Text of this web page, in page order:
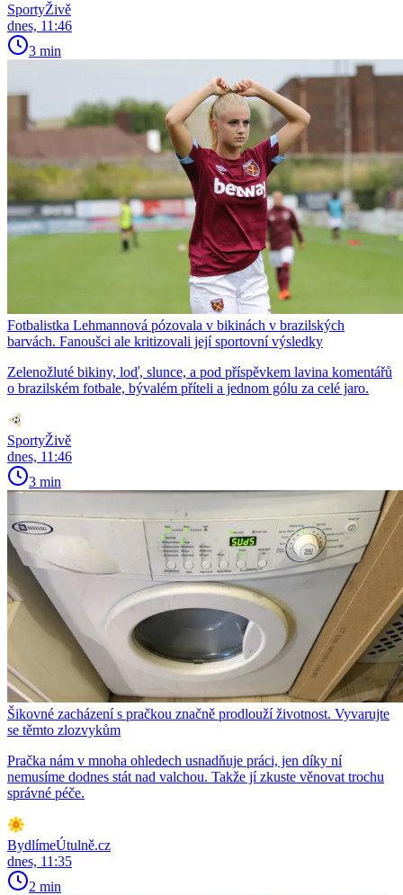
SportyŽivě
dnes, 11:46
3 min
Fotbalistka Lehmannová pózovala v bikinách v brazilských
barvách. Fanoušci ale kritizovali její sportovní výsledky
Zelenožluté bikiny, loď, slunce, a pod příspěvkem lavina komentářů
o brazilském fotbale, bývalém příteli a jednom gólu za celé jaro.
SportyŽivě
dnes, 11:46
3 min
Šikovné zacházení s pračkou značně prodlouží životnost. Vyvarujte
se těmto zlozvykům
Pračka nám v mnoha ohledech usnadňuje práci, jen díky ní
nemusíme dodnes stát nad valchou. Takže jí zkuste věnovat trochu
správné péče.
BydlímeÚtulně.cz
dnes, 11:35
2 min